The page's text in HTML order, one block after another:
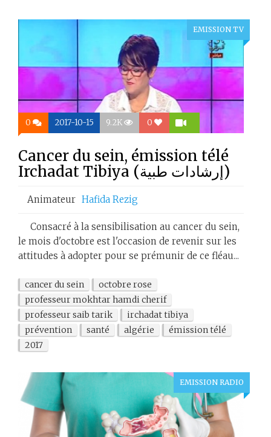
EMISSION TV
0 2017-10-15 9.2K 0
Cancer du sein, émission télé
Irchadat Tibiya (‫(إرشادات طبية
Animateur Hafida Rezig
Consacré à la sensibilisation au cancer du sein,
le mois d'octobre est l'occasion de revenir sur les
attitudes à adopter pour se prémunir de ce fléau...
cancer du sein
octobre rose
professeur mokhtar hamdi cherif
professeur saib tarik
irchadat tibiya
prévention
santé algérie
émission télé
2017
EMISSION RADIO